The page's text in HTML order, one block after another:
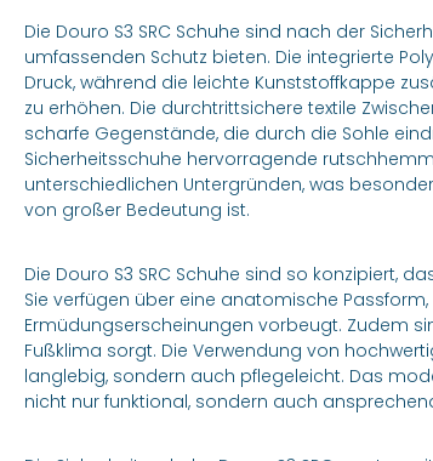
Die Douro S3 SRC Schuhe sind nach der
umfassenden Schutz bieten. Die integrierte
Druck, während die leichte Kunststoffkappe
zu erhöhen. Die durchtrittsichere textile
scharfe Gegenstände, die durch die Sohle
Sicherheitsschuhe hervorragende
unterschiedlichen Untergründen, was
von großer Bedeutung ist.
Die Douro S3 SRC Schuhe sind so konzipiert,
Sie verfügen über eine anatomische
Ermüdungserscheinungen vorbeugt. Zudem
Fußklima sorgt. Die Verwendung von
langlebig, sondern auch pflegeleicht. Das
nicht nur funktional, sondern auch